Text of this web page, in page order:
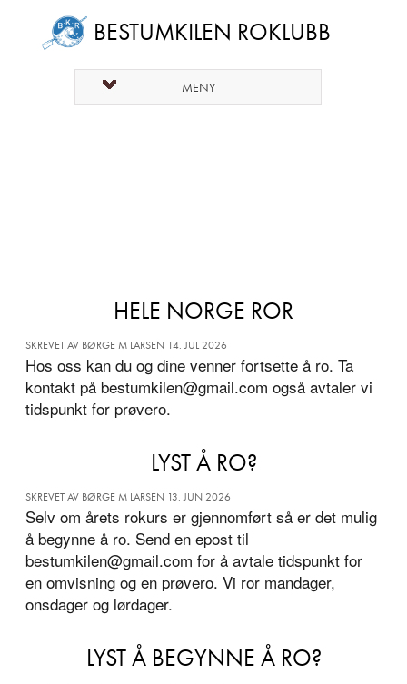
BESTUMKILEN ROKLUBB
MENY
HELE NORGE ROR
SKREVET AV BØRGE M LARSEN 14. JUL 2026
Hos oss kan du og dine venner fortsette å ro. Ta
kontakt på bestumkilen@gmail.com også avtaler vi
tidspunkt for prøvero.
LYST Å RO?
SKREVET AV BØRGE M LARSEN 13. JUN 2026
Selv om årets rokurs er gjennomført så er det mulig
å begynne å ro. Send en epost til
bestumkilen@gmail.com for å avtale tidspunkt for
en omvisning og en prøvero. Vi ror mandager,
onsdager og lørdager.
LYST Å BEGYNNE Å RO?